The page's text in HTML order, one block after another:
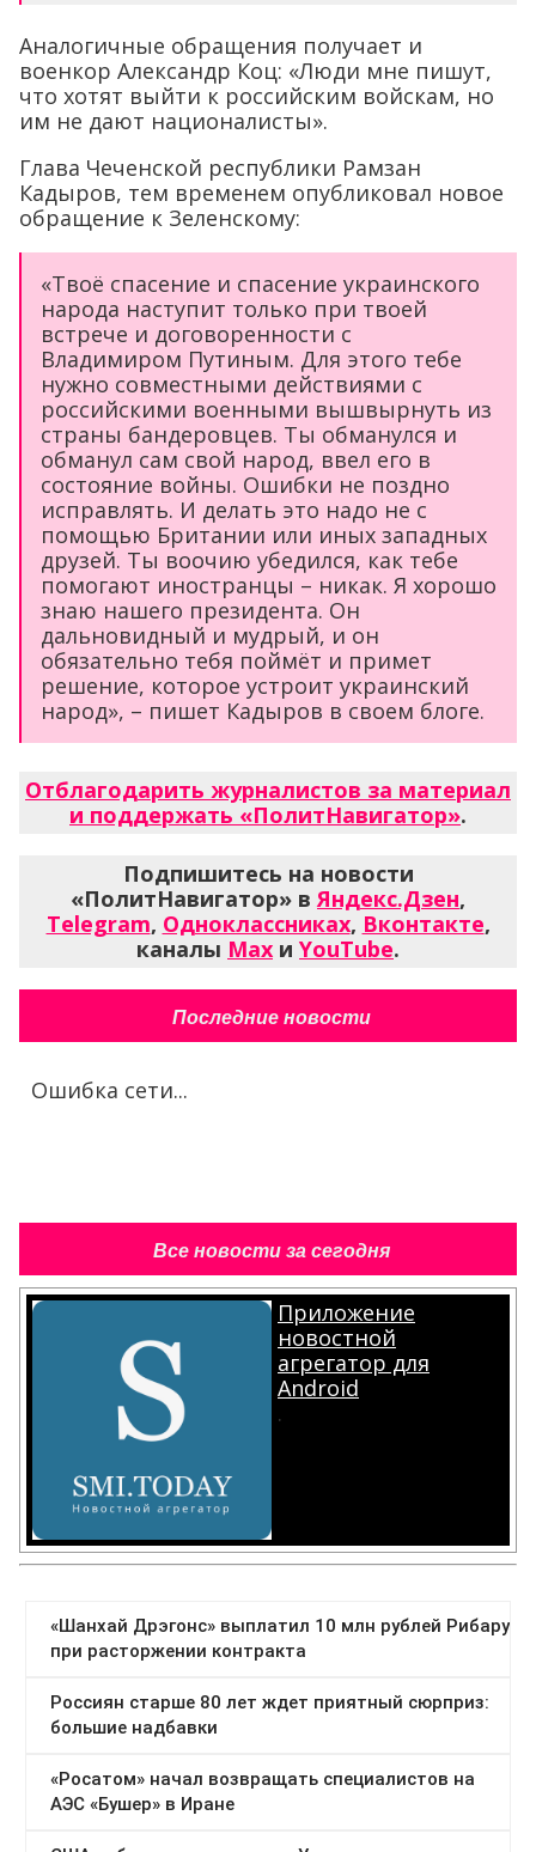
Аналогичные обращения получает и
военкор Александр Коц: «Люди мне пишут,
что хотят выйти к российским войскам, но
им не дают националисты».
Глава Чеченской республики Рамзан
Кадыров, тем временем опубликовал новое
обращение к Зеленскому:
«Твоё спасение и спасение украинского
народа наступит только при твоей
встрече и договоренности с
Владимиром Путиным. Для этого тебе
нужно совместными действиями с
российскими военными вышвырнуть из
страны бандеровцев. Ты обманулся и
обманул сам свой народ, ввел его в
состояние войны. Ошибки не поздно
исправлять. И делать это надо не с
помощью Британии или иных западных
друзей. Ты воочию убедился, как тебе
помогают иностранцы – никак. Я хорошо
знаю нашего президента. Он
дальновидный и мудрый, и он
обязательно тебя поймёт и примет
решение, которое устроит украинский
народ», – пишет Кадыров в своем блоге.
Отблагодарить журналистов за материал
и поддержать «ПолитНавигатор».
Подпишитесь на новости
«ПолитНавигатор» в Яндекс.Дзен,
Telegram, Одноклассниках, Вконтакте,
каналы Max и YouTube.
Последние новости
Ошибка сети...
Все новости за сегодня
Приложение
новостной
агрегатор для
Android
.